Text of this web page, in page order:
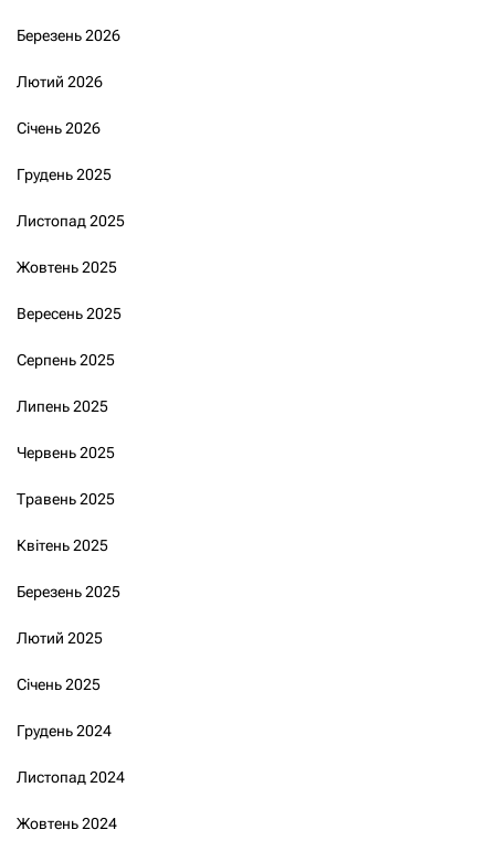
Березень 2026
Лютий 2026
Січень 2026
Грудень 2025
Листопад 2025
Жовтень 2025
Вересень 2025
Серпень 2025
Липень 2025
Червень 2025
Травень 2025
Квітень 2025
Березень 2025
Лютий 2025
Січень 2025
Грудень 2024
Листопад 2024
Жовтень 2024